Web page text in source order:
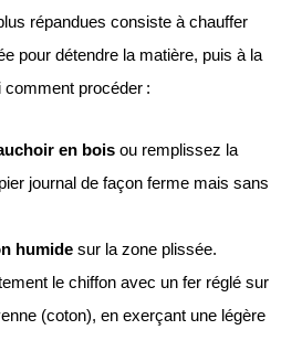
répandues consiste à chauffer
pour détendre la matière, puis à la
comment procéder :
en boisou remplissez la
journal de façon ferme mais sans
humidesur la zone plissée.
le chiffon avec un fer réglé sur
(coton), en exerçant une légère